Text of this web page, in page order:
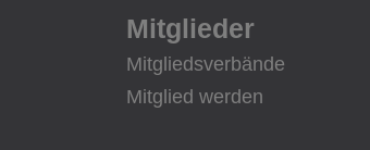
Mitglieder
Mitgliedsverbände
Mitglied werden